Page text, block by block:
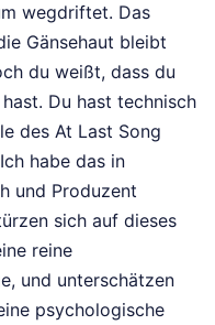
wegdriftet. Das
Gänsehaut bleibt
du weißt, dass du
Du hast technisch
des At Last Song
habe das in
und Produzent
sich auf dieses
reine
und unterschätzen
psychologische